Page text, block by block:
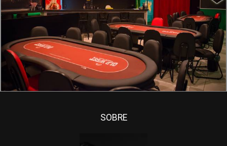
1664 2
SOBRE